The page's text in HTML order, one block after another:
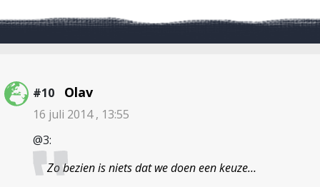
#10 Olav
16 juli 2014 , 13:55
@3:
Zo bezien is niets dat we doen een keuze…